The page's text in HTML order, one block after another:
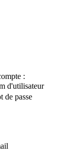
:
d'utilisateur
de passe